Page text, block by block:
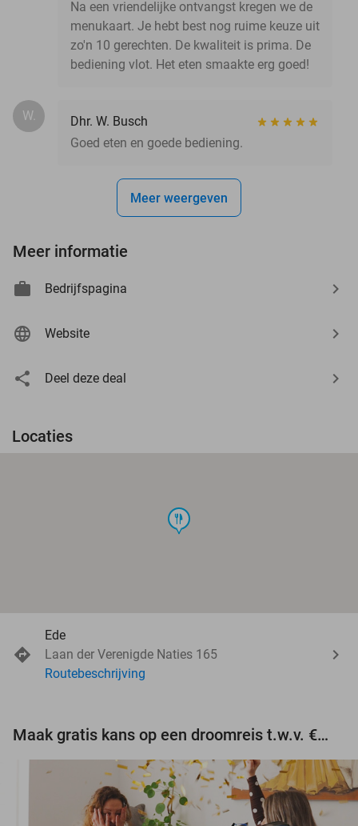
Na een vriendelijke ontvangst kregen we de
menukaart. Je hebt best nog ruime keuze uit
zo'n 10 gerechten. De kwaliteit is prima. De
bediening vlot. Het eten smaakte erg goed!
W.
Dhr. W. Busch
Goed eten en goede bediening.
Meer weergeven
Meer informatie
Bedrijfspagina
Website
Deel deze deal
Locaties
food
Ede
Laan der Verenigde Naties 165
Routebeschrijving
Maak gratis kans op een droomreis t.w.v. €3.000!